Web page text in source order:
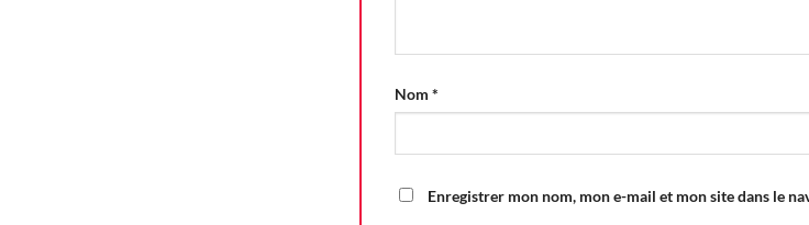
Nom *
Enregistrer mon nom, mon e-mail et mon site dans le